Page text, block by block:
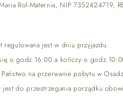
Rol-Maternia, NIP 7352424719,
regulowana jest w dniu przyjazdu.
o godz.16:00 a kończy o
na przerwanie pobytu w
jest do przestrzegania porządku